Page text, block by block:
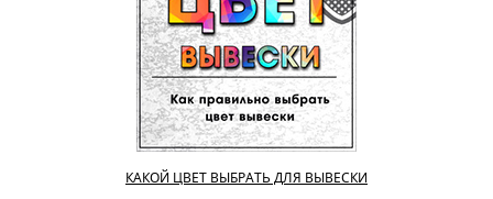
КАКОЙ ЦВЕТ ВЫБРАТЬ ДЛЯ ВЫВЕСКИ